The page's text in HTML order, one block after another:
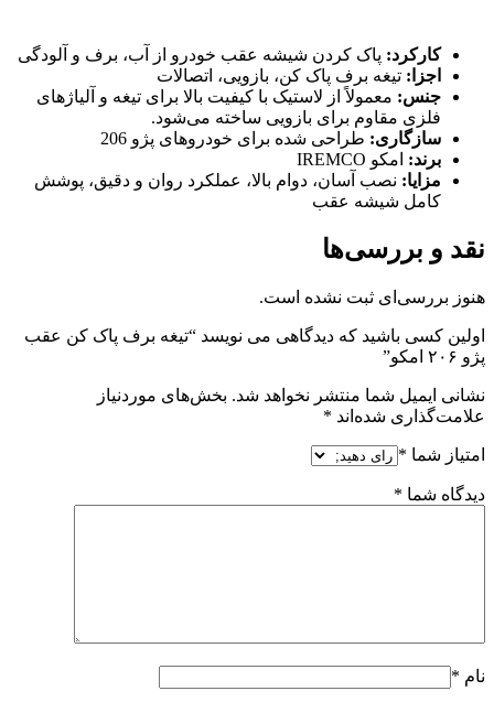
کارکرد: پاک کردن شیشه عقب خودرو از آب، برف و آلودگی
اجزا: تیغه برف پاک کن، بازویی، اتصالات
جنس: معمولاً از لاستیک با کیفیت بالا برای تیغه و آلیاژهای
فلزی مقاوم برای بازویی ساخته می‌شود.
سازگاری: طراحی شده برای خودروهای پژو 206
برند: امکو IREMCO
مزایا: نصب آسان، دوام بالا، عملکرد روان و دقیق، پوشش
کامل شیشه عقب
نقد و بررسی‌ها
هنوز بررسی‌ای ثبت نشده است.
اولین کسی باشید که دیدگاهی می نویسد “تیغه برف پاک کن عقب
پژو ۲۰۶ امکو”
نشانی ایمیل شما منتشر نخواهد شد. بخش‌های موردنیاز
علامت‌گذاری شده‌اند *
امتیاز شما *
دیدگاه شما *
نام *